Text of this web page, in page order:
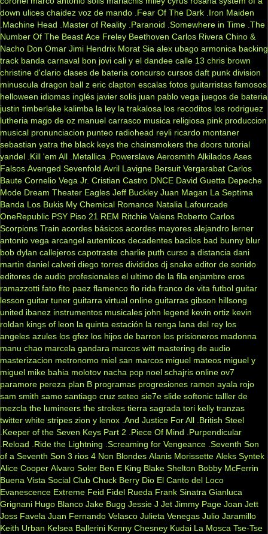
down ulices chaidez voz de mando .Fear Of The Dark .Iron Maiden
.Machine Head
.Master of Reality .Paranoid .Somewhere in Time .The
Number Of The Beast Ace Freley Beethoven Carlos Rivera Chino &
Nacho Don Omar Jimi Hendrix Morat Sia alex ubago armonica backing
track banda carnaval bon jovi cali y el dandee calle 13 chris brown
christine d'clario clases de bateria concurso cursos daft punk division
minuscula dragon ball z eric clapton escalas fotos guitarristas famosos
helloween idiomas inglés javier solis juan pablo vega juegos de bateria
justin timberlake kalimba la ley la trakalosa los recoditos los rodriguez
lutheria mago de oz manuel carrasco musica religiosa pink produccion
musical pronunciacion punteo radiohead reyli ricardo montaner
sebastian yatra the black keys the chainsmokers the doors tutorial
yandel .Kill 'em All .Metallica .Powerslave Aerosmith Alkilados Ases
Falsos Avenged Sevenfold Avril Lavigne Bersuit Vergarabat Carlos
Baute Cornelio Vega Jr. Cristian Castro DNCE David Guetta Depeche
Mode Dream Theater Eagles Jeff Buckley Juan Magan La Septima
Banda Los Bukis My Chemical Romance Natalia Lafourcade
OneRepublic PSY Piso 21 REM Ritchie Valens Roberto Carlos
Scorpions Train acordes básicos acordes mayores alejandro lerner
antonio vega arcangel autenticos decadentes bacilos bad bunny blur
bob dylan callejeros capotraste charlie puth curso a distancia dani
martin daniel calveti diego torres divididos dj snake editor de sonido
editores de audio profesionales el ultimo de la fila enjambre eros
ramazzotti fato fito paez flamenco flo rida franco de vita futbol guitar
lesson guitar tuner guitarra virtual online guitarras gibson hillsong
united ibanez instrumentos musicales john legend kevin ortiz kevin
roldan kings of leon la quinta estación la renga lana del rey los
angeles azules los gfez los hijos de barron los prisioneros madonna
manu chao marcela gandara marcos witt mastering de audio
masterizacion metronomo miel san marcos miguel mateos miguel y
miguel mike bahia molotov nacha pop noel schajris online ov7
paramore pereza plan B programas progresiones ramon ayala rojo
sam smith samo santiago cruz seteo sie7e slide softonic talller de
mezcla the lumineers the strokes tierra sagrada tori kelly tranzas
twitter white stripes zion y lenox .And Justice For All .British Steel
.Keeper of the Seven Keys Part 2
.Piece Of Mind
.Purpendicular
.Reload
.Ride the Lightning .Screaming for Vengeance .Seventh Son
of a Seventh Son 3 rios 4 Non Blondes Alanis Morissette Aleks Syntek
Alice Cooper Alvaro Soler Ben E King Blake Shelton Bobby McFerrin
Buena Vista Social Club Chuck Berry Dio El Canto del Loco
Evanescence Extreme Feid Fidel Rueda Frank Sinatra Gianluca
Grignani Hugo Blanco Jake Bugg Jessie J Jet Jimmy Page Joan Jett
Joss Favela Juan Fernando Velasco Julieta Venegas Julio Jaramillo
Keith Urban Kelsea Ballerini Kenny Chesney Kudai La Mosca Tse-Tse